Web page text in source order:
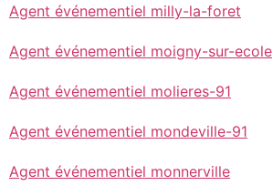
Agent événementiel milly-la-foret
Agent événementiel moigny-sur-ecole
Agent événementiel molieres-91
Agent événementiel mondeville-91
Agent événementiel monnerville